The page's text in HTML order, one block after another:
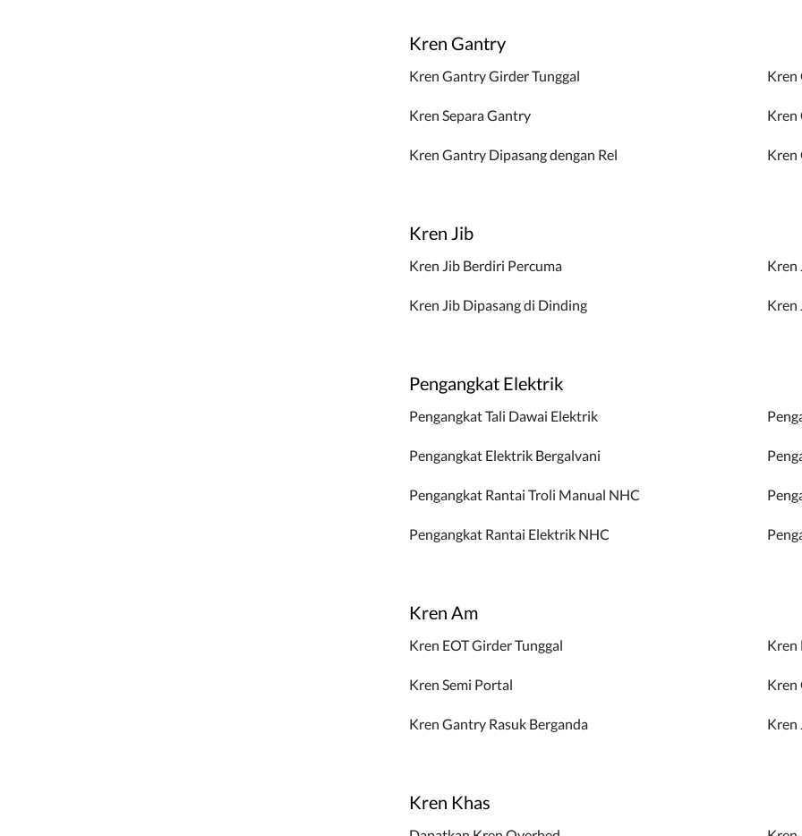
Kren Gantry
Kren Gantry Girder Tunggal Kren
Kren Separa Gantry Kren
Kren Gantry Dipasang dengan Rel Kren
Kren Jib
Kren Jib Berdiri Percuma Kren
Kren Jib Dipasang di Dinding Kren
Pengangkat Elektrik
Pengangkat Tali Dawai Elektrik
Pengangkat Elektrik Bergalvani
Pengangkat Rantai Troli Manual NHC
Pengangkat Rantai Elektrik NHC
Kren Am
Kren EOT Girder Tunggal Kren
Kren Semi Portal Kren
Kren Gantry Rasuk Berganda Kren
Kren Khas